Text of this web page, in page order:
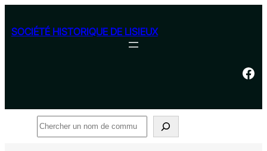
contenu
SOCIÉTÉ HISTORIQUE DE LISIEUX
Facebook
Rechercher